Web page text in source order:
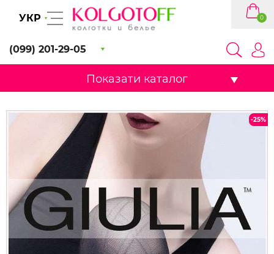
УКР
(099) 201-29-05
0
Показати каталог
-25%